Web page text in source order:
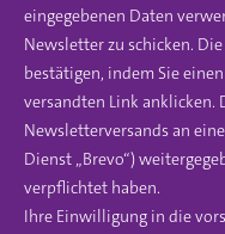
eingegebenen Daten
Newsletter zu schicken.
bestätigen, indem Sie
versandten Link anklicken.
Newsletterversands an
Dienst „Brevo“)
verpflichtet haben.
Ihre Einwilligung in die